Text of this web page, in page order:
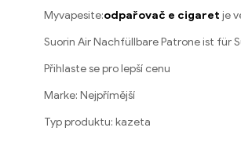
Myvapesite:odpařovač e cigaret je
Suorin Air Nachfüllbare Patrone ist für
Přihlaste se pro lepší cenu
Marke: Nejpřímější
Typ produktu: kazeta